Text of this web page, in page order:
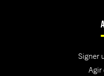
Signer
Agir